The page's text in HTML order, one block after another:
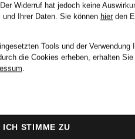
Widerruf hat jedoch keine
und Ihrer Daten. Sie können hier den
Tools und der Verwendung
die Cookies erheben, erhalten
.
ICH STIMME ZU